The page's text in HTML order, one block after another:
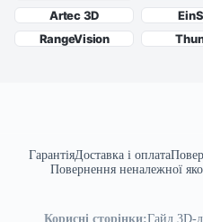
Artec 3D
RangeVision
ГарантіяДоставка і оплата
Повернення неналежної
Корисні сторінки:Гайд 3D-